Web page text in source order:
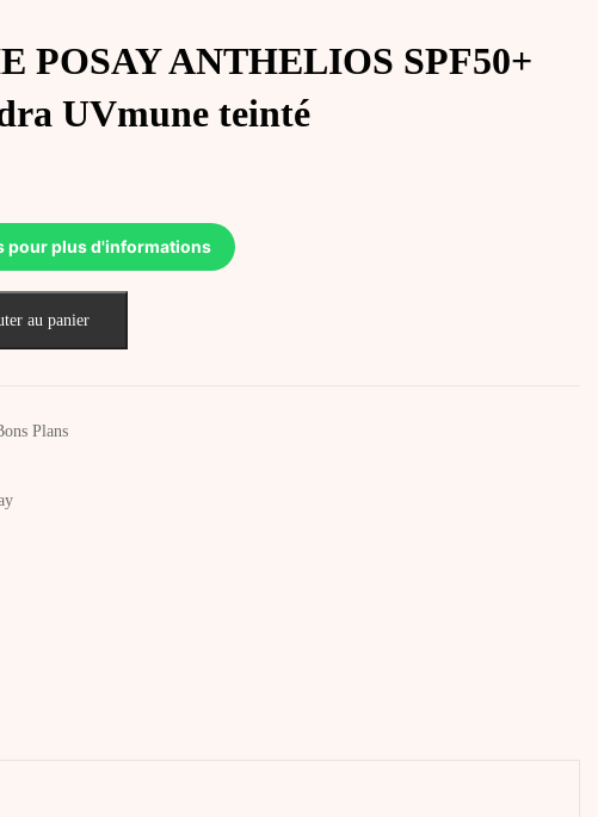
POSAY ANTHELIOS SPF50+
UVmune teinté
pour plus d'informations
au panier
Plans